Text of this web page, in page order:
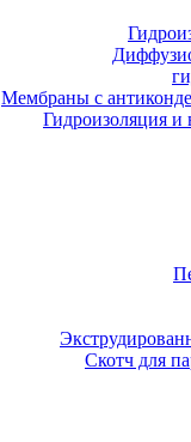
Мембраны с
Гидроизоляция и
Скотч для